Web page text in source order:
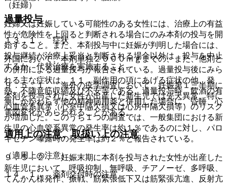
過量投与
１３．１． 症状
外国において、本剤単独２０００ｍｇまでの、また、他剤と
の併用による過量投与が報告されている。過量投与後にみら
れる主な症状は、１１．副作用の項にあげる症状の他、発
熱、不随意筋収縮及び不安等である。過量投与時、飲酒の有
無にかかわらず他の精神病用薬と併用した場合に、昏睡、心
電図変化があらわれることがある。
適用上の注意、取扱い上の注意
（適用上の注意）
１４．１． 薬剤交付時の注意
（妊婦）
妊婦又は妊娠している可能性のある女性には、治療上の有益
性が危険性を上回ると判断される場合にのみ本剤の投与を開
始すること。また、本剤投与中に妊娠が判明した場合には、
投与継続が治療上妥当と判断される場合以外は、投与を中止
するか、代替治療を実施すること。
９．５．１． 海外の疫学調査において、妊娠第１三半期に
本剤を投与された女性が出産した新生児では先天異常、特に
心血管系異常（心室中隔欠損又は心房中隔欠損等）のリスク
が増加した。このうち１つの調査では、一般集団における新
生児の心血管系異常の発生率は約１％であるのに対し、パロ
キセチン曝露時の発生率は約２％と報告されている。
９．５．２． 妊娠末期に本剤を投与された女性が出産した
新生児において、呼吸抑制、無呼吸、チアノーゼ、多呼吸、
てんかん様発作、振戦、筋緊張低下又は筋緊張亢進、反射亢